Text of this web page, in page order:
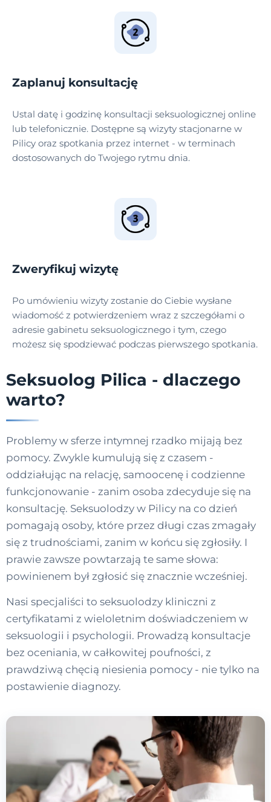
Zaplanuj konsultację
Ustal datę i godzinę konsultacji seksuologicznej online
lub telefonicznie. Dostępne są wizyty stacjonarne w
Pilicy oraz spotkania przez internet - w terminach
dostosowanych do Twojego rytmu dnia.
Zweryfikuj wizytę
Po umówieniu wizyty zostanie do Ciebie wysłane
wiadomość z potwierdzeniem wraz z szczegółami o
adresie gabinetu seksuologicznego i tym, czego
możesz się spodziewać podczas pierwszego spotkania.
Seksuolog Pilica - dlaczego
warto?
Problemy w sferze intymnej rzadko mijają bez
pomocy. Zwykle kumulują się z czasem -
oddziałując na relację, samoocenę i codzienne
funkcjonowanie - zanim osoba zdecyduje się na
konsultację. Seksuolodzy w Pilicy na co dzień
pomagają osoby, które przez długi czas zmagały
się z trudnościami, zanim w końcu się zgłosiły. I
prawie zawsze powtarzają te same słowa:
powinienem był zgłosić się znacznie wcześniej.
Nasi specjaliści to seksuolodzy kliniczni z
certyfikatami z wieloletnim doświadczeniem w
seksuologii i psychologii. Prowadzą konsultacje
bez oceniania, w całkowitej poufności, z
prawdziwą chęcią niesienia pomocy - nie tylko na
postawienie diagnozy.